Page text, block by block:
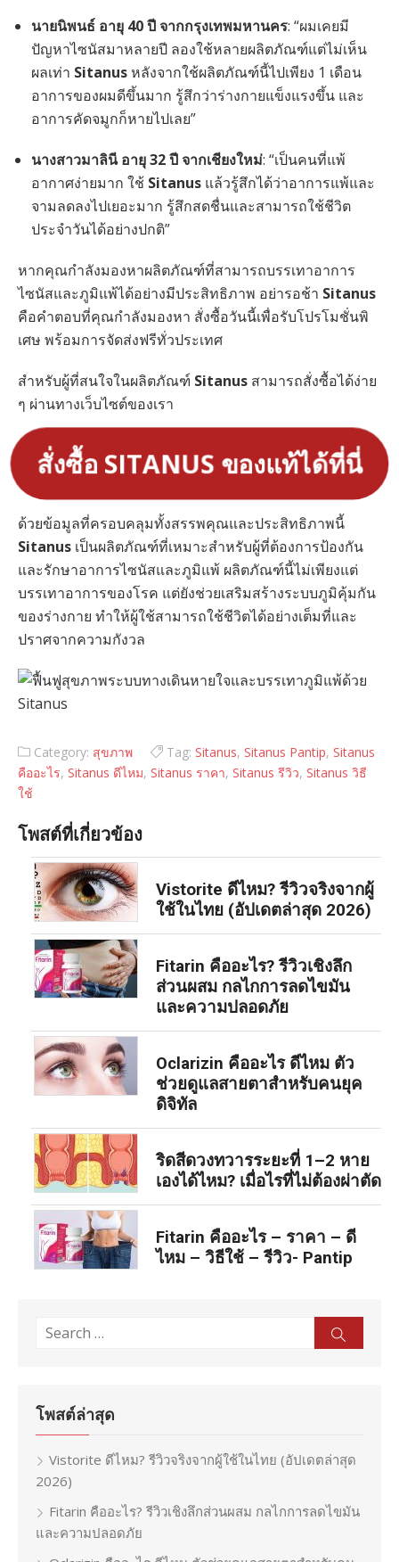
นายนิพนธ์ อายุ 40 ปี จากกรุงเทพมหานคร: “ผมเคยมี
ปัญหาไซนัสมาหลายปี ลองใช้หลายผลิตภัณฑ์แต่ไม่เห็น
ผลเท่า Sitanusหลังจากใช้ผลิตภัณฑ์นี้ไปเพียง 1 เดือน
อาการของผมดีขึ้นมาก รู้สึกว่าร่างกายแข็งแรงขึ้น และ
อาการคัดจมูกก็หายไปเลย”
นางสาวมาลินี อายุ 32 ปี จากเชียงใหม่: “เป็นคนที่แพ้
อากาศง่ายมาก ใช้ Sitanus แล้วรู้สึกได้ว่าอาการแพ้และ
จามลดลงไปเยอะมาก รู้สึกสดชื่นและสามารถใช้ชีวิต
ประจำวันได้อย่างปกติ”
หากคุณกำลังมองหาผลิตภัณฑ์ที่สามารถบรรเทาอาการ
ไซนัสและภูมิแพ้ได้อย่างมีประสิทธิภาพ อย่ารอช้า Sitanus
คือคำตอบที่คุณกำลังมองหา สั่งซื้อวันนี้เพื่อรับโปรโมชั่นพิ
เศษ พร้อมการจัดส่งฟรีทั่วประเทศ
สำหรับผู้ที่สนใจในผลิตภัณฑ์ Sitanus สามารถสั่งซื้อได้ง่าย
ๆ ผ่านทางเว็บไซต์ของเรา
สั่งซื้อ SITANUS ของแท้ได้ที่นี่
ด้วยข้อมูลที่ครอบคลุมทั้งสรรพคุณและประสิทธิภาพนี้
Sitanus เป็นผลิตภัณฑ์ที่เหมาะสำหรับผู้ที่ต้องการป้องกัน
และรักษาอาการไซนัสและภูมิแพ้ ผลิตภัณฑ์นี้ไม่เพียงแต่
บรรเทาอาการของโรค แต่ยังช่วยเสริมสร้างระบบภูมิคุ้มกัน
ของร่างกาย ทำให้ผู้ใช้สามารถใช้ชีวิตได้อย่างเต็มที่และ
ปราศจากความกังวล
Category: สุขภาพ Tag: Sitanus, Sitanus Pantip, Sitanus
คืออะไร, Sitanus ดีไหม, Sitanus ราคา, Sitanus รีวิว, Sitanus วิธี
ใช้
โพสต์ที่เกี่ยวข้อง
Vistorite ดีไหม? รีวิวจริงจากผู้
ใช้ในไทย (อัปเดตล่าสุด 2026)
Fitarin คืออะไร? รีวิวเชิงลึก
ส่วนผสม กลไกการลดไขมัน
และความปลอดภัย
Oclarizin คืออะไร ดีไหม ตัว
ช่วยดูแลสายตาสำหรับคนยุค
ดิจิทัล
ริดสีดวงทวารระยะที่ 1–2 หาย
เองได้ไหม? เมื่อไรที่ไม่ต้องผ่าตัด
Fitarin คืออะไร – ราคา – ดี
ไหม – วิธีใช้ – รีวิว- Pantip
Search
โพสต์ล่าสุด
Vistorite ดีไหม? รีวิวจริงจากผู้ใช้ในไทย (อัปเดตล่าสุด
2026)
Fitarin คืออะไร? รีวิวเชิงลึกส่วนผสม กลไกการลดไขมัน
และความปลอดภัย